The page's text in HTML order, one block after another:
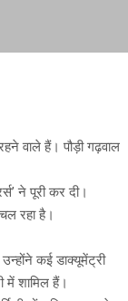
वाले हैं। पौड़ी गढ़वाल
ने पूरी कर दी।
रहा है।
कई डाक्यूमेंट्री
में शामिल हैं।